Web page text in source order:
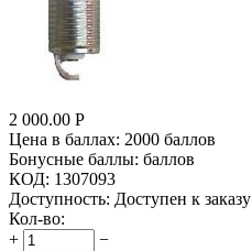
2 000.00 Р
Цена в баллах: 2000 баллов
Бонусные баллы: баллов
КОД: 1307093
Доступность: Доступен к заказу
Кол-во:
+
−